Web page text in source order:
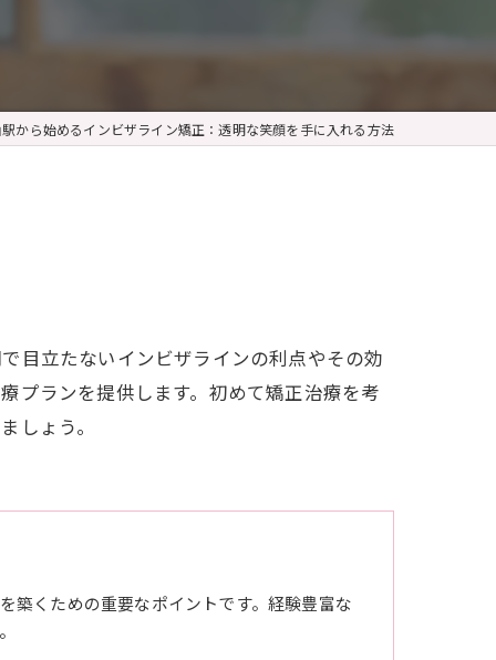
から始めるインビザライン矯正：透明な笑顔を手に入れる方法
目立たないインビザラインの利点やその効
プランを提供します。初めて矯正治療を考
しょう。
築くための重要なポイントです。経験豊富な